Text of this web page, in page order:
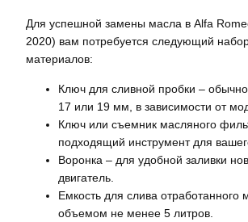
Для успешной замены масла в Alfa
2020) вам потребуется следующий
материалов:
Ключ для сливной пробки – обычно
17 или 19 мм, в зависимости от
Ключ или съемник масляного
подходящий инструмент для
Воронка – для удобной заливки
двигатель.
Емкость для слива отработанного
объемом не менее 5 литров.